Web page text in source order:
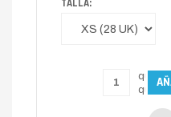
TALLA: